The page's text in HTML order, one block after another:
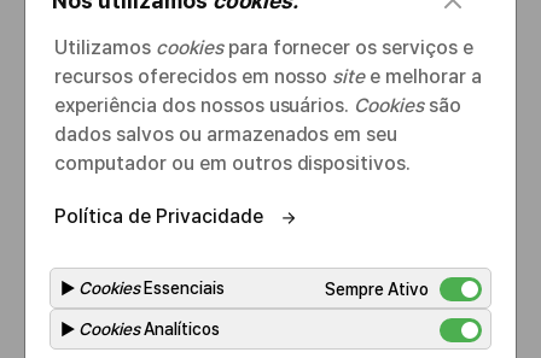
qualidade.
A Celltrion gerencia todo o processo de produção de
medicamentos biológicos, usando tecnologia de
produção líder do setor e protocolos rigorosos de
padrões regulatórios globais. Esse compromisso
contínuo com a excelência traduz-se na entrega
consistente de biofármacos de alta qualidade. Nossa
Utilizamos cookiespara fornecer os serviços e
recursos oferecidos em nosso sitee melhorar a
experiência dos nossos usuários. Cookiessão
dados salvos ou armazenados em seu
computador ou em outros dispositivos.
Política de Privacidade
▶ CookiesEssenciais Sempre Ativo
▶ CookiesAnalíticos
c
a